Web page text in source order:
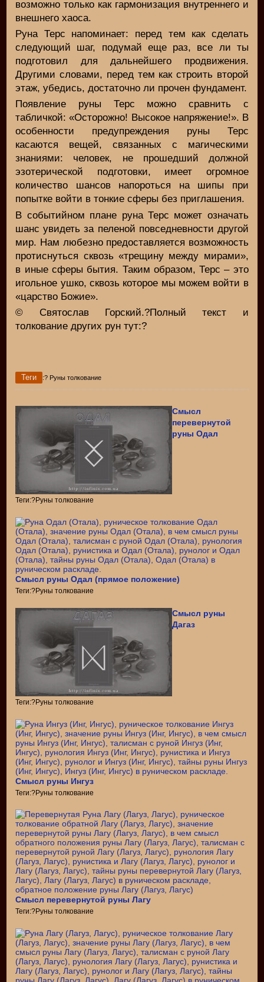
возможно только как гармонизация внутреннего и
внешнего хаоса.
Руна Терс напоминает: перед тем как сделать
следующий шаг, подумай еще раз, все ли ты
подготовил для дальнейшего продвижения.
Другими словами, перед тем как строить второй
этаж, убедись, достаточно ли прочен фундамент.
Появление руны Терс можно сравнить с
табличкой: «Осторожно! Высокое напряжение!». В
особенности предупреждения руны Терс
касаются вещей, связанных с магическими
знаниями: человек, не прошедший должной
эзотерической подготовки, имеет огромное
количество шансов напороться на шипы при
попытке войти в тонкие сферы без приглашения.
В событийном плане руна Терс может означать
шанс увидеть за пеленой повседневности другой
мир. Нам любезно предоставляется возможность
протиснуться сквозь «трещину между мирами»,
в иные сферы бытия. Таким образом, Терс – это
игольное ушко, сквозь которое мы можем войти в
«царство Божие».
© Святослав Горский.?Полный текст и
толкование других рун тут:?
Теги :? Руны толкование
Смысл
перевернутой
руны Одал
Теги:?Руны толкование
Смысл руны Одал (прямое положение)
Теги:?Руны толкование
Смысл руны
Дагаз
Теги:?Руны толкование
Смысл руны Ингуз
Теги:?Руны толкование
Смысл перевернутой руны Лагу
Теги:?Руны толкование